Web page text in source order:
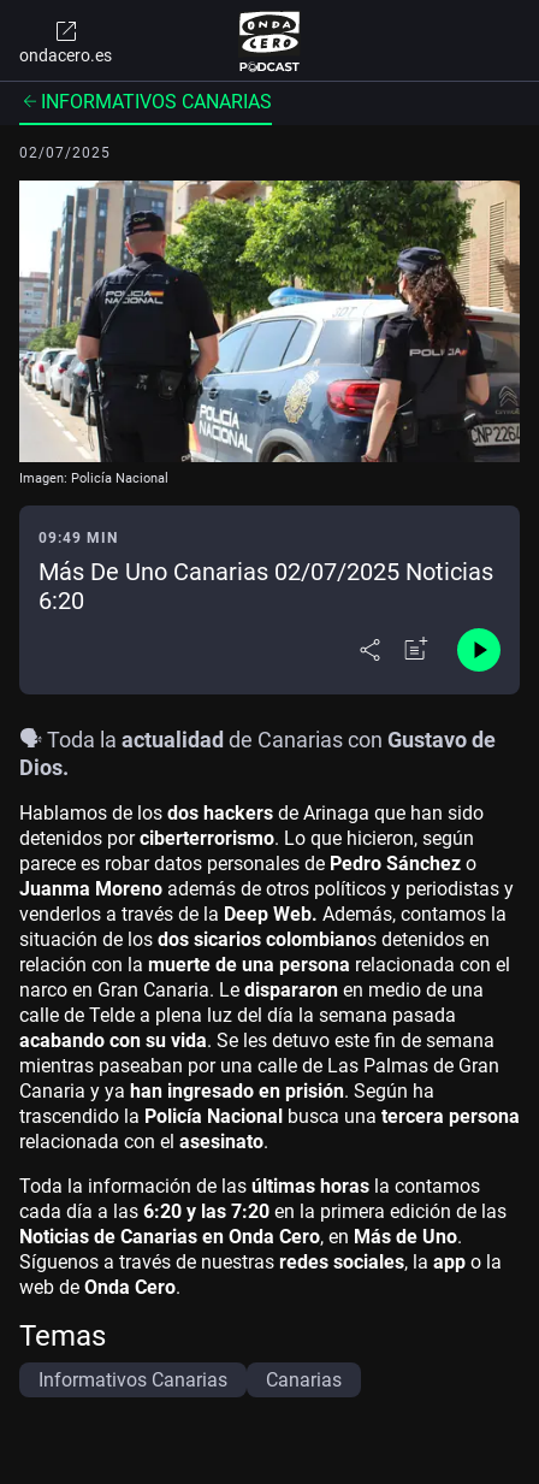
ondacero.es
INFORMATIVOS CANARIAS
02/07/2025
Imagen: Policía Nacional
09:49 MIN
Más De Uno Canarias 02/07/2025 Noticias
6:20
🗣️ Toda la actualidad de Canarias con Gustavo de
Dios.
Hablamos de los dos hackers de Arinaga que han sido
detenidos porciberterrorismo. Lo que hicieron, según
parece es robar datos personales de Pedro Sánchez o
Juanma Moreno además de otros políticos y periodistas y
venderlos a través de la Deep Web. Además, contamos la
situación de los dos sicarios colombianos detenidos en
relación con la muerte de una persona relacionada con el
narco en Gran Canaria. Le dispararon en medio de una
calle de Telde a plena luz del día la semana pasada
acabando con su vida. Se les detuvo este fin de semana
mientras paseaban por una calle de Las Palmas de Gran
Canaria y ya han ingresado en prisión. Según ha
trascendido la Policía Nacional busca una tercera persona
relacionada con el asesinato.
Toda la información de las últimas horas la contamos
cada día a las 6:20 y las 7:20 en la primera edición de las
Noticias de Canarias en Onda Cero, en Más de Uno.
Síguenos a través de nuestras redes sociales, la app o la
web de Onda Cero.
Temas
Informativos Canarias Canarias